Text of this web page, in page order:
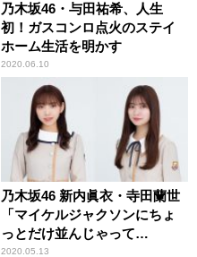
乃木坂46・与田祐希、人生
初！ガスコンロ点火のステイ
ホーム生活を明かす
2020.06.10
乃木坂46 新内眞衣・寺田蘭世
「マイケルジャクソンにちょ
っとだけ並んじゃって
る……」～初ドームを振り返
2020.05.13